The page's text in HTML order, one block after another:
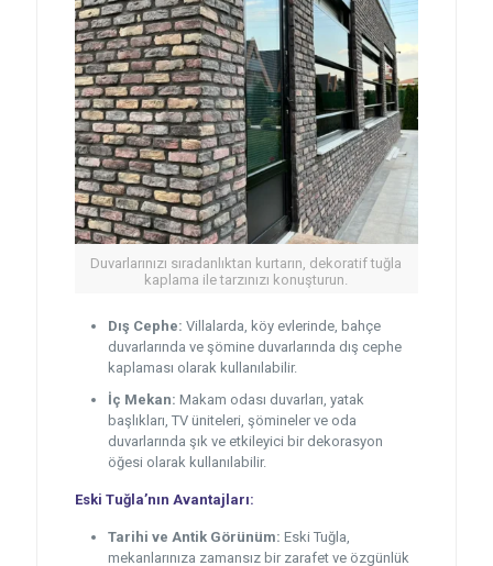
Duvarlarınızı sıradanlıktan kurtarın, dekoratif tuğla
kaplama ile tarzınızı konuşturun.
Dış Cephe: Villalarda, köy evlerinde, bahçe
duvarlarında ve şömine duvarlarında dış cephe
kaplaması olarak kullanılabilir.
İç Mekan: Makam odası duvarları, yatak
başlıkları, TV üniteleri, şömineler ve oda
duvarlarında şık ve etkileyici bir dekorasyon
öğesi olarak kullanılabilir.
Eski Tuğla’nın Avantajları:
Tarihi ve Antik Görünüm: Eski Tuğla,
mekanlarınıza zamansız bir zarafet ve özgünlük